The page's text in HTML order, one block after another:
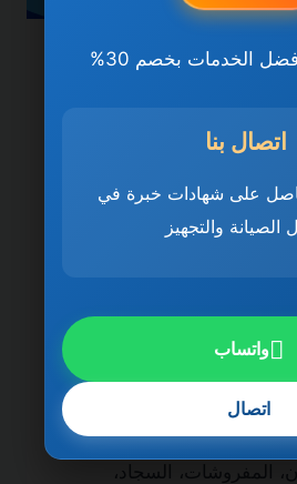
منازل في
الشارقة 0501270935
تنظيف منازل في الشارقة 0501270935 ضمان
الخدمات التي يبحث عنها
الفاخرة للحفاظ على
فالتنظيف الاحترافي لا
الخارجي فقط، بل يشمل
المفروشات، السجاد،
الخدمات بخصم 30%
اتصال بنا
على شهادات خبرة في
الصيانة والتجهيز
واتساب
اتصال